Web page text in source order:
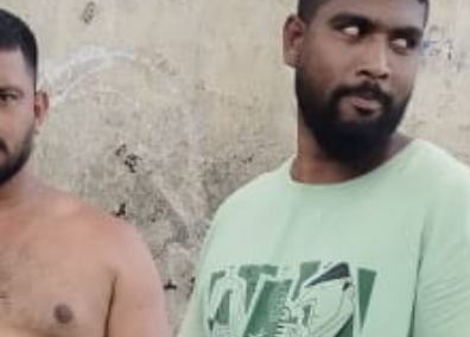
महत्वाच्या बातम्या
What Is a Front-End
How to Become
Kanthak Suryatale